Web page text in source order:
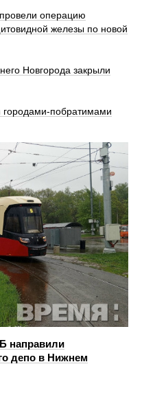
операцию
железы по новой
Новгорода закрыли
городами-побратимами
направили
депо в Нижнем